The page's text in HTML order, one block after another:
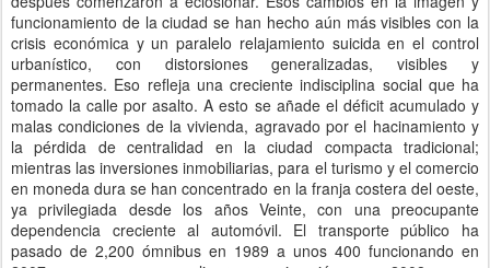
funcionamiento de la ciudad se han hecho aún más visibles con la
crisis económica y un paralelo relajamiento suicida en el control
urbanístico, con distorsiones generalizadas, visibles y
permanentes. Eso refleja una creciente indisciplina social que ha
tomado la calle por asalto. A esto se añade el déficit acumulado y
malas condiciones de la vivienda, agravado por el hacinamiento y
la pérdida de centralidad en la ciudad compacta tradicional;
mientras las inversiones inmobiliarias, para el turismo y el comercio
en moneda dura se han concentrado en la franja costera del oeste,
ya privilegiada desde los años Veinte, con una preocupante
dependencia creciente al automóvil. El transporte público ha
pasado de 2,200 ómnibus en 1989 a unos 400 funcionando en